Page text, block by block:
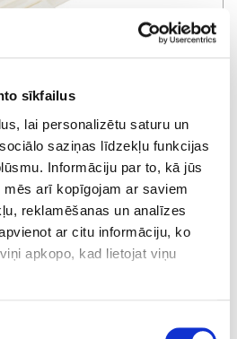
sīkfailus
lai personalizētu saturu un
saziņas līdzekļu funkcijas
Informāciju par to, kā jūs
arī kopīgojam ar saviem
reklamēšanas un analīzes
ar citu informāciju, ko
apkopo, kad lietojat viņu
durvīm